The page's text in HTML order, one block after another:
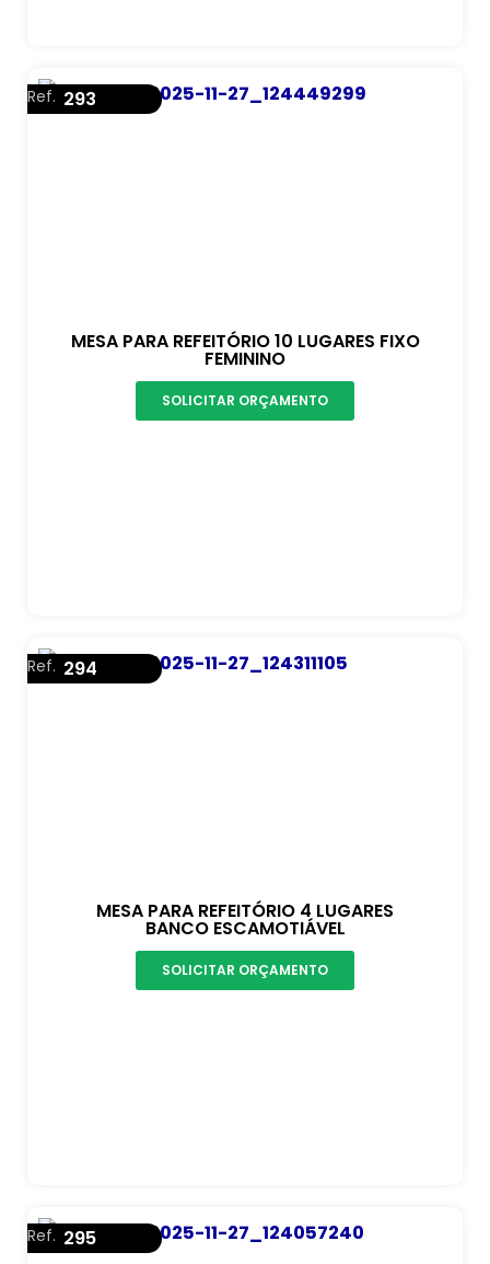
MESA PARA REFEITÓRIO 10 LUGARES FIXO
FEMININO
Ref. 293
SOLICITAR ORÇAMENTO
MESA PARA REFEITÓRIO 4 LUGARES
BANCO ESCAMOTIÁVEL
Ref. 294
SOLICITAR ORÇAMENTO
Ref. 295